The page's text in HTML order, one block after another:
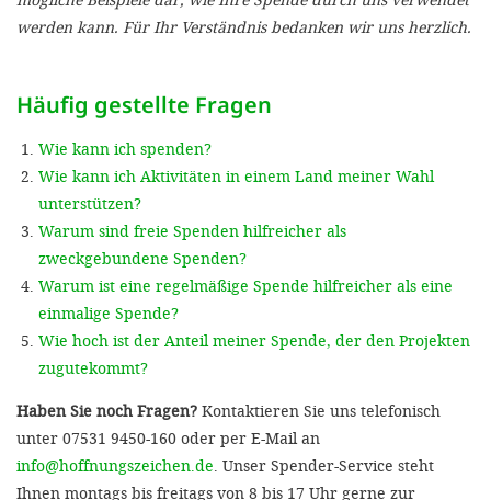
werden kann. Für Ihr Verständnis bedanken wir uns herzlich.
Häufig gestellte Fragen
Wie kann ich spenden?
Wie kann ich Aktivitäten in einem Land meiner Wahl
unterstützen?
Warum sind freie Spenden hilfreicher als
zweckgebundene Spenden?
Warum ist eine regelmäßige Spende hilfreicher als eine
einmalige Spende?
Wie hoch ist der Anteil meiner Spende, der den Projekten
zugutekommt?
Haben Sie noch Fragen? Kontaktieren Sie uns telefonisch
unter 07531 9450-160 oder per E-Mail an
info@hoffnungszeichen.de. Unser Spender-Service steht
Ihnen montags bis freitags von 8 bis 17 Uhr gerne zur
ALLEN